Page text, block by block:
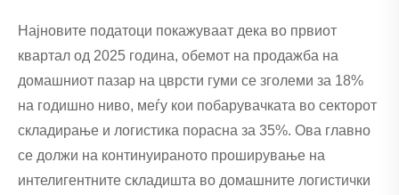
Најновите податоци покажуваат дека во првиот
квартал од 2025 година, обемот на продажба на
домашниот пазар на цврсти гуми се зголеми за 18%
на годишно ниво, меѓу кои побарувачката во секторот
складирање и логистика порасна за 35%. Ова главно
се должи на континуираното проширување на
интелигентните складишта во домашните логистички